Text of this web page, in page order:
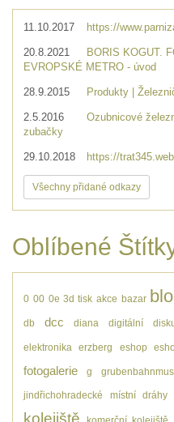
11.10.2017 https://
20.8.2021
BORIS KOGUT.
EVROPSKÉ METRO - úvod
28.9.2015 Produkty |
2.5.2016
Ozubnicové
zubačky
29.10.2018 https://
Všechny přidané odkazy
Oblíbené
0 00 0e 3d tisk akce bazar
db dcc diana digitální
elektronika erzberg eshop
fotogalerie g
jindřichohradecké místní dráhy
kolejiště komerční kolejiště